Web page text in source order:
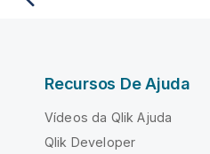
Recursos De Ajuda
Vídeos da Qlik Ajuda
Qlik Developer